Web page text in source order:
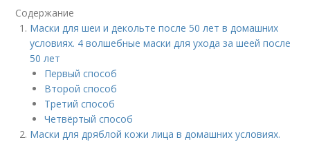
Содержание
Маски для шеи и декольте после 50 лет в домашних
условиях. 4 волшебные маски для ухода за шеей после
50 лет
Первый способ
Второй способ
Третий способ
Четвёртый способ
Маски для дряблой кожи лица в домашних условиях.